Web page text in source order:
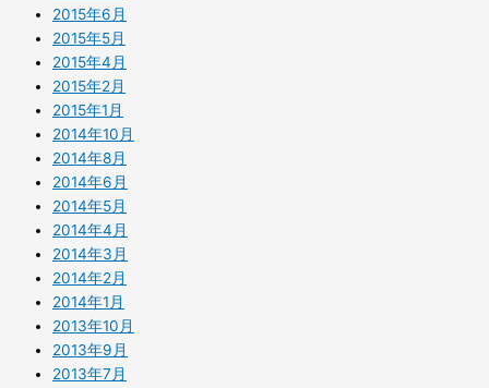
2015年6月
2015年5月
2015年4月
2015年2月
2015年1月
2014年10月
2014年8月
2014年6月
2014年5月
2014年4月
2014年3月
2014年2月
2014年1月
2013年10月
2013年9月
2013年7月